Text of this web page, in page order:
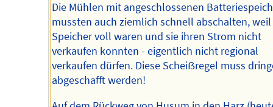
Die Mühlen mit angeschlossenen
mussten auch ziemlich schnell abschalten,
Speicher voll waren und sie ihren Strom nicht
verkaufen konnten - eigentlich nicht regional
verkaufen dürfen. Diese Scheiẞregel muss
abgeschafft werden!